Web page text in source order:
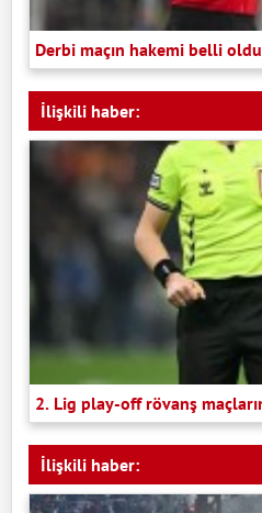
Derbi maçın hakemi belli oldu
İlişkili haber:
2. Lig play-off rövanş
İlişkili haber: